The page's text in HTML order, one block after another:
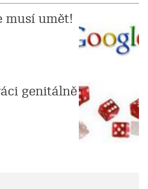
musí umět!
genitálně